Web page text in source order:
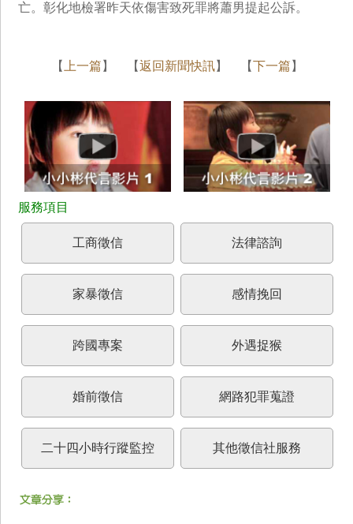
亡。彰化地檢署昨天依傷害致死罪將蕭男提起公訴。
【 上一篇 】 【返回新聞快訊】 【下一篇 】
工商徵信 法律諮詢
家暴徵信 感情挽回
跨國專案 外遇捉猴
婚前徵信 網路犯罪蒐證
二十四小時行蹤監控 其他徵信社服務